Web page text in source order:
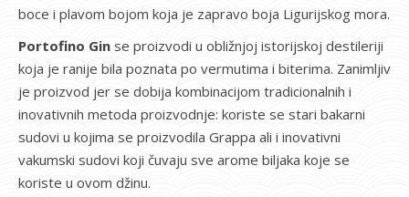
boce i plavom bojom koja je zapravo boja Ligurijskog mora.
Portofino Gin se proizvodi u obližnjoj istorijskoj destileriji
koja je ranije bila poznata po vermutima i biterima. Zanimljiv
je proizvod jer se dobija kombinacijom tradicionalnih i
inovativnih metoda proizvodnje: koriste se stari bakarni
sudovi u kojima se proizvodila Grappa ali i inovativni
vakumski sudovi koji čuvaju sve arome biljaka koje se
koriste u ovom džinu.